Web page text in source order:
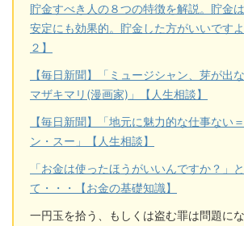
貯金すべき人の８つの特徴を解説。貯金
安定にも効果的。貯金した方がいいです
２】
【毎日新聞】「ミュージシャン、芽が出
マザキマリ(漫画家)」【人生相談】
【毎日新聞】「地元に魅力的な仕事ない
ン・スー」【人生相談】
「お金は使ったほうがいいんですか？」
て・・・【お金の基礎知識】
一円玉を拾う、もしくは盗む罪は問題に